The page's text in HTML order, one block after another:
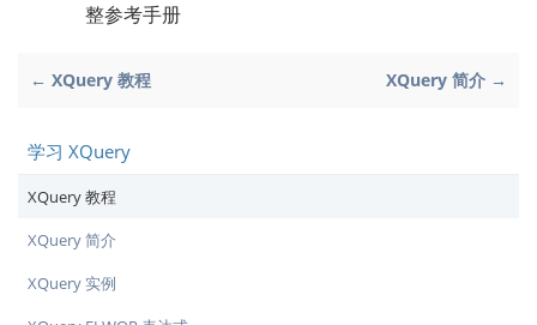
整参考手册
← XQuery 教程 XQuery 简介 →
学习 XQuery
XQuery 教程
XQuery 简介
XQuery 实例